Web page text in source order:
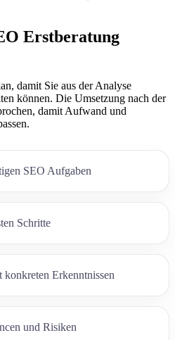
Erstberatung
damit Sie aus der Analyse
können. Die Umsetzung nach der
damit Aufwand und
SEO Aufgaben
Schritte
Erkenntnissen
und Risiken